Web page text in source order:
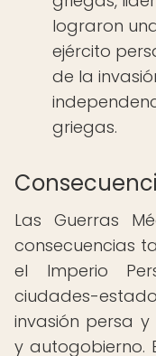
lograron
ejército
de la
griegas.
Las Guerras
consecuencias
el Imperio
ciudades-
invasión persa
y autogobierno.